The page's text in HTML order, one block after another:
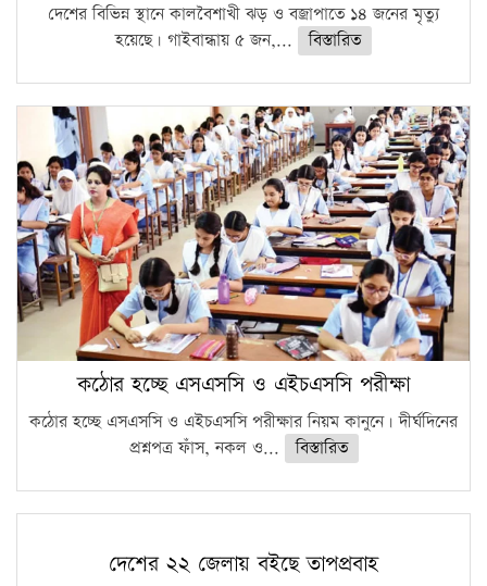
দেশের বিভিন্ন স্থানে কালবৈশাখী ঝড় ও বজ্রাপাতে ১৪ জনের মৃত্যু
হয়েছে। গাইবান্ধায় ৫ জন,...
বিস্তারিত
কঠোর হচ্ছে এসএসসি ও এইচএসসি পরীক্ষা
কঠোর হচ্ছে এসএসসি ও এইচএসসি পরীক্ষার নিয়ম কানুনে। দীর্ঘদিনের
প্রশ্নপত্র ফাঁস, নকল ও...
বিস্তারিত
দেশের ২২ জেলায় বইছে তাপপ্রবাহ